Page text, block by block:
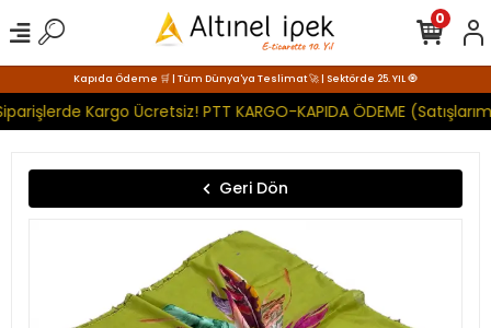
Kapıda Ödeme 🛒 | Tüm Dünya'ya Teslimat 🚀 | Sektörde 25. YIL 🧿
Kargo Ücretsiz! PTT KARGO-KAPIDA ÖDEME
0
Geri Dön